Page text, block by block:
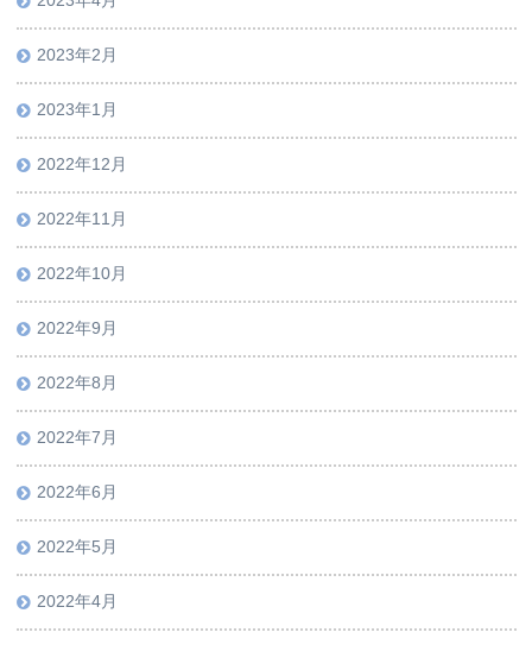
2023年2月
2023年1月
2022年12月
2022年11月
2022年10月
2022年9月
2022年8月
2022年7月
2022年6月
2022年5月
2022年4月